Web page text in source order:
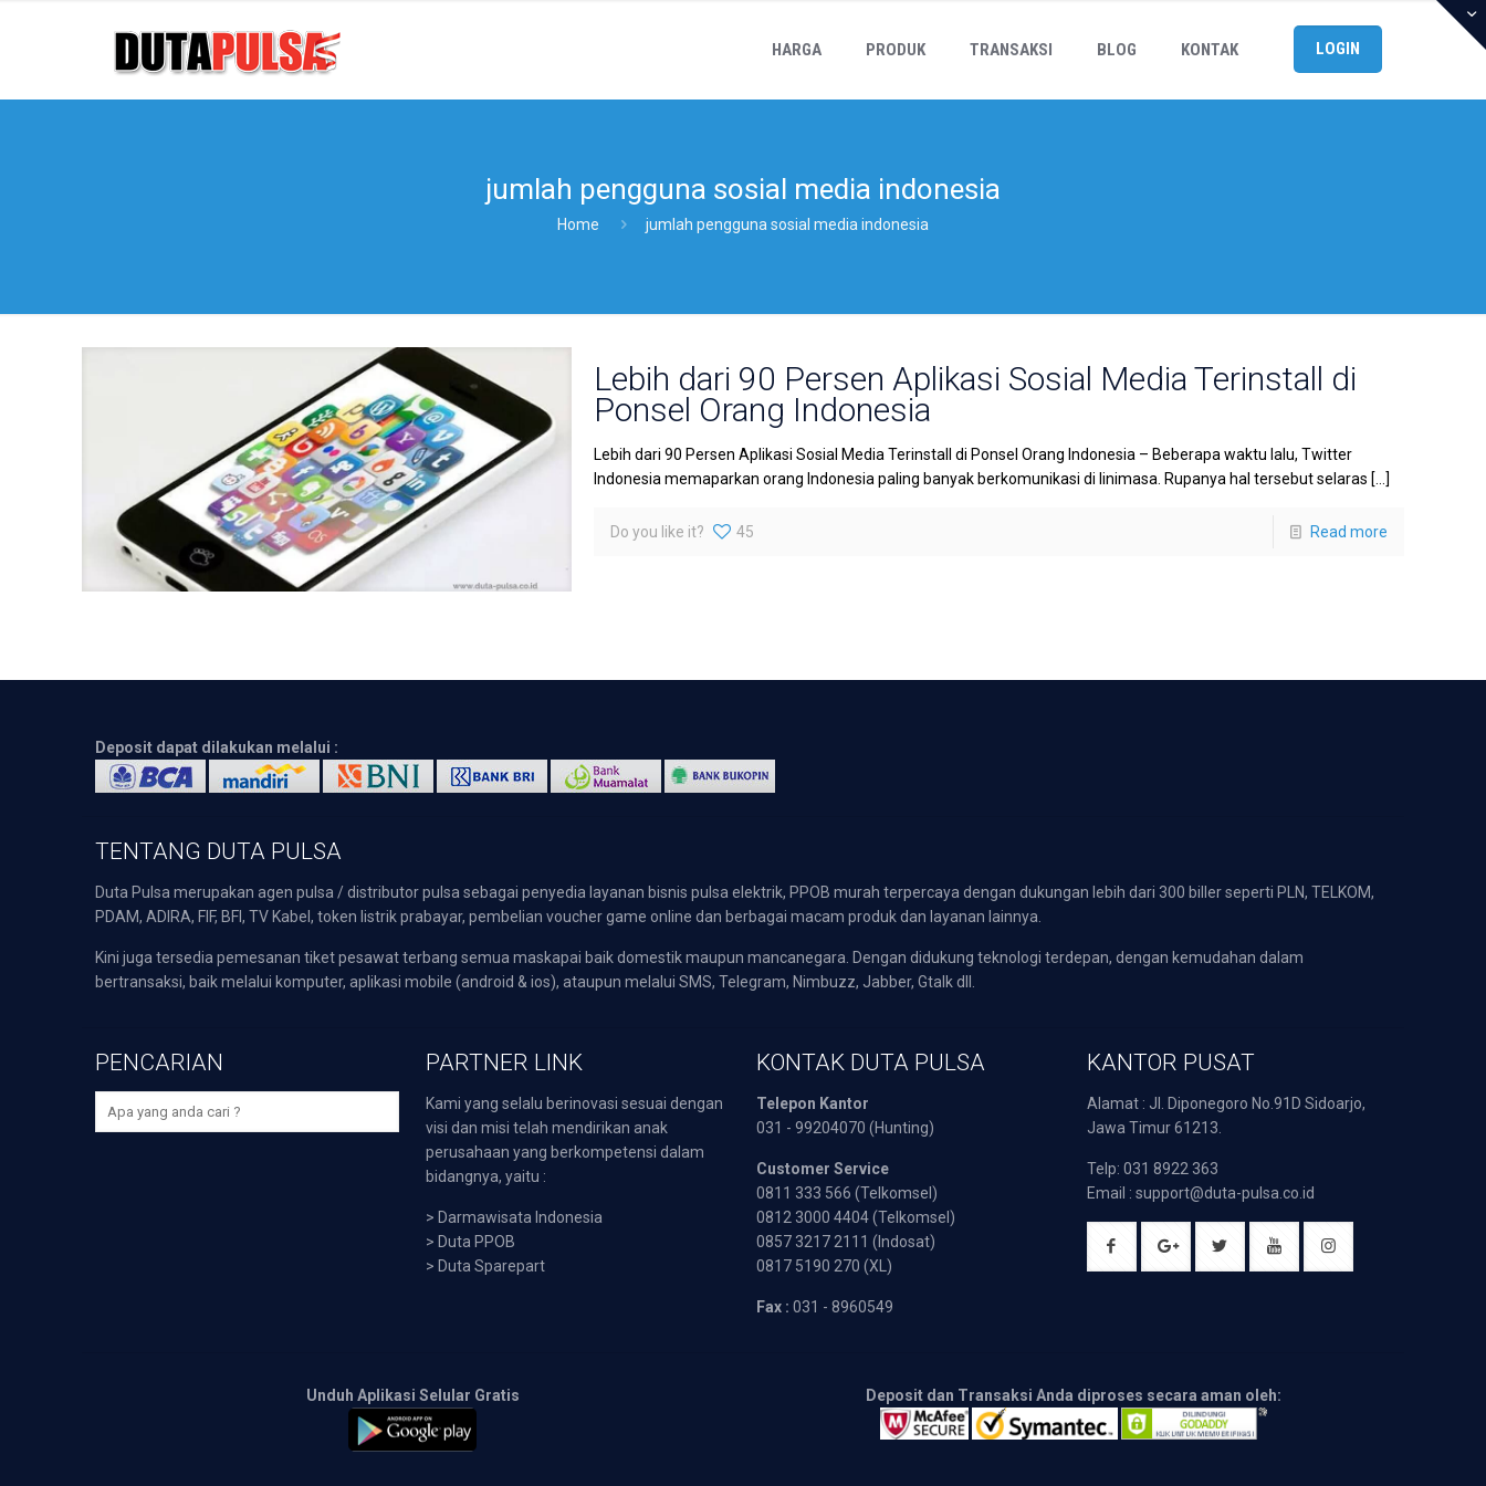
HARGA PRODUK TRANSAKSI BLOG KONTAK LOGIN
jumlah pengguna sosial media indonesia
Home jumlah pengguna sosial media indonesia
Lebih dari 90 Persen Aplikasi Sosial Media Terinstall di
Ponsel Orang Indonesia
Lebih dari 90 Persen Aplikasi Sosial Media Terinstall di Ponsel Orang Indonesia – Beberapa waktu lalu, Twitter
Indonesia memaparkan orang Indonesia paling banyak berkomunikasi di linimasa. Rupanya hal tersebut selaras […]
Do you like it? 45 Read more
Deposit dapat dilakukan melalui :
TENTANG DUTA PULSA
Duta Pulsa merupakan agen pulsa / distributor pulsa sebagai penyedia layanan bisnis pulsa elektrik, PPOB murah terpercaya dengan dukungan lebih dari 300 biller seperti PLN, TELKOM,
PDAM, ADIRA, FIF, BFI, TV Kabel, token listrik prabayar, pembelian voucher game online dan berbagai macam produk dan layanan lainnya.
Kini juga tersedia pemesanan tiket pesawat terbang semua maskapai baik domestik maupun mancanegara. Dengan didukung teknologi terdepan, dengan kemudahan dalam
bertransaksi, baik melalui komputer, aplikasi mobile (android & ios), ataupun melalui SMS, Telegram, Nimbuzz, Jabber, Gtalk dll.
PENCARIAN PARTNER LINK
Kami yang selalu berinovasi sesuai dengan
visi dan misi telah mendirikan anak
perusahaan yang berkompetensi dalam
bidangnya, yaitu :
> Darmawisata Indonesia
> Duta PPOB
> Duta Sparepart
KONTAK DUTA PULSA
Telepon Kantor
031 - 99204070 (Hunting)
Customer Service
0811 333 566 (Telkomsel)
0812 3000 4404 (Telkomsel)
0857 3217 2111 (Indosat)
0817 5190 270 (XL)
Fax : 031 - 8960549
KANTOR PUSAT
Alamat : Jl. Diponegoro No.91D Sidoarjo,
Jawa Timur 61213.
Telp: 031 8922 363
Email : support@duta-pulsa.co.id
Unduh Aplikasi Selular Gratis Deposit dan Transaksi Anda diproses secara aman oleh: